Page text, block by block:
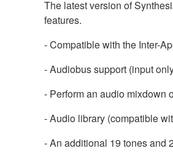
The latest version of
features.
- Compatible with the Inter-
- Audiobus support (input
- Perform an audio mixdown
- Audio library (compatible
- An additional 19 tones and